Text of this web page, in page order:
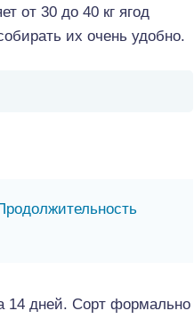
от 30 до 40 кг ягод
их очень удобно.
14 дней. Сорт формально